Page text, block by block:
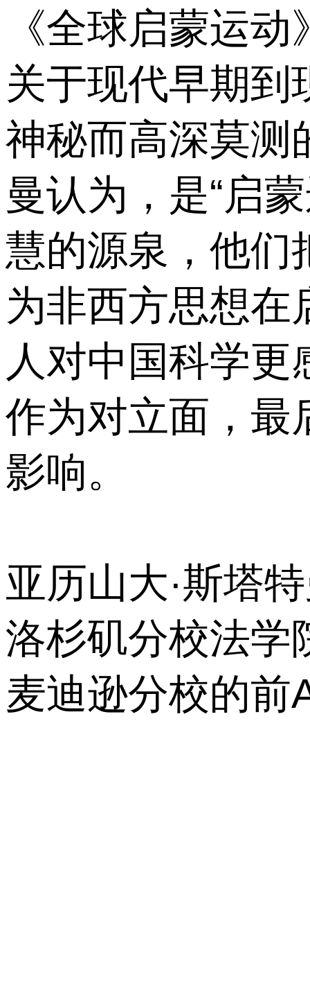
《全球启蒙运
关于现代早期到
神秘而高深莫测
曼认为，是“启
慧的源泉，他们
为非西方思想在
人对中国科学
作为对立面，最
影响。
亚历山大·斯塔
洛杉矶分校法学
麦迪逊分校的前